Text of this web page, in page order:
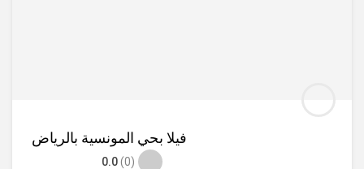
فيلا بحي المونسية بالرياض
0.0(0)